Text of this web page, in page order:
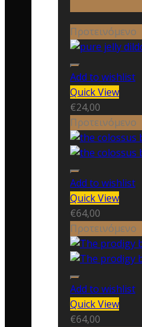
Προτεινόμενο
Add to wishlist
Quick View
€24,00
Προτεινόμενο
Add to wishlist
Quick View
€64,00
Προτεινόμενο
Add to wishlist
Quick View
€64,00